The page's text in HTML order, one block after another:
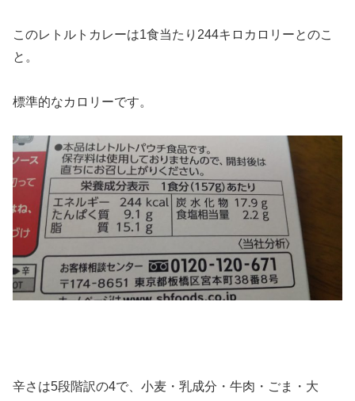
このレトルトカレーは1食当たり244キロカロリーとのこ
と。
標準的なカロリーです。
辛さは5段階訳の4で、小麦・乳成分・牛肉・ごま・大